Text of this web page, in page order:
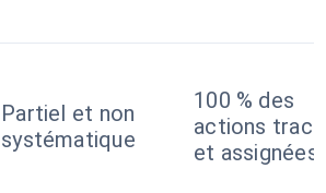
Partiel et non
systématique
100 % des
actions
et assignées